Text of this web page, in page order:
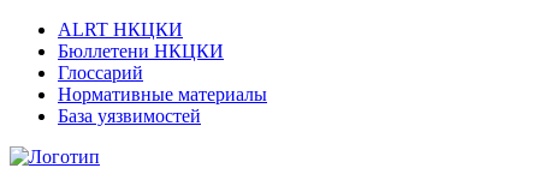
ALRT НКЦКИ
Бюллетени НКЦКИ
Глоссарий
Нормативные материалы
База уязвимостей